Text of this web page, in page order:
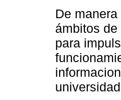
De
ámbitos
para